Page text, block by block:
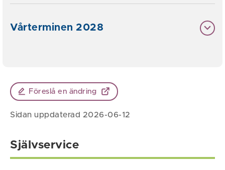
Vårterminen 2028
Föreslå en ändring
Sidan uppdaterad 2026-06-12
Självservice